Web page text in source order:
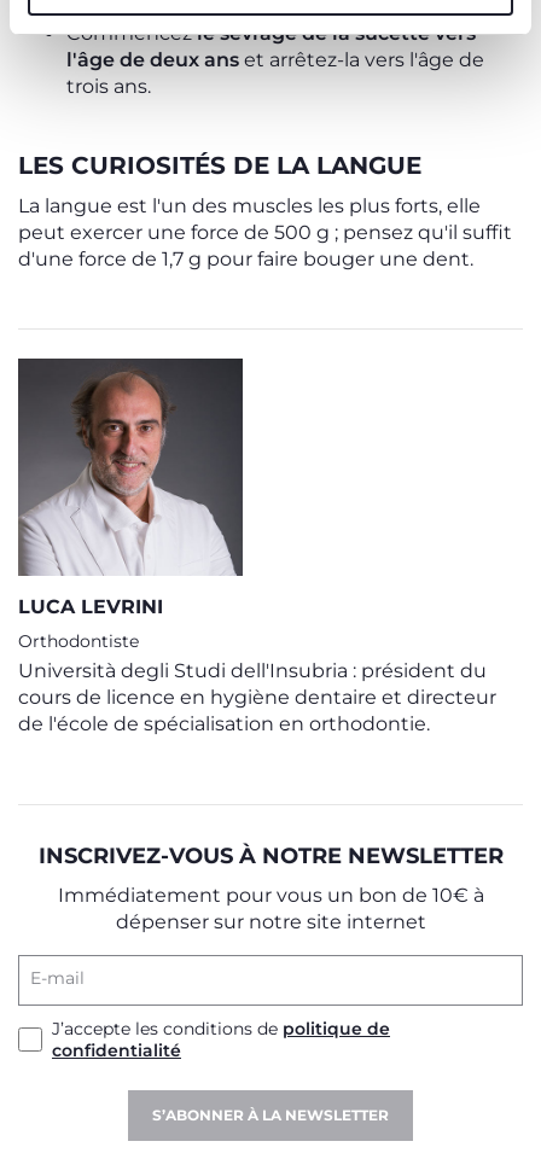
Commencezle sevrage de la sucette vers
l'âge de deux ans et arrêtez-la vers l'âge de
trois ans.
LES CURIOSITÉS DE LA LANGUE
La langue est l'un des muscles les plus forts, elle
peut exercer une force de 500 g ; pensez qu'il suffit
d'une force de 1,7 g pour faire bouger une dent.
LUCA LEVRINI
Orthodontiste
Università degli Studi dell'Insubria : président du
cours de licence en hygiène dentaire et directeur
de l'école de spécialisation en orthodontie.
INSCRIVEZ-VOUS À NOTRE NEWSLETTER
Immédiatement pour vous un bon de 10€ à
dépenser sur notre site internet
E-mail
J’accepte les conditions de politique de
confidentialité
S’ABONNER À LA NEWSLETTER